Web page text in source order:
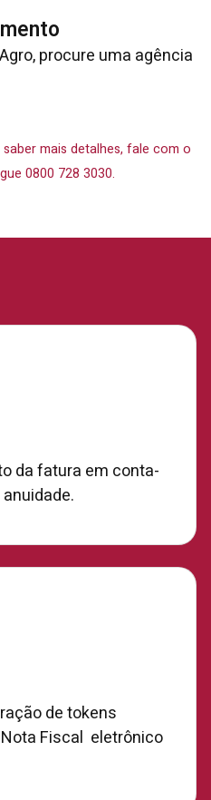
procure uma agência
mais detalhes, fale com o
0800 728 3030.
da fatura em conta-
de tokens
Fiscal eletrônico